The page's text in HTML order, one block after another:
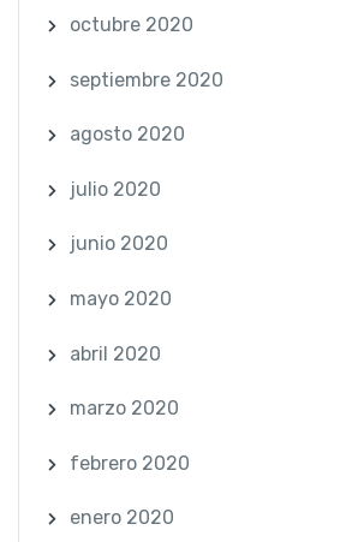
octubre 2020
septiembre 2020
agosto 2020
julio 2020
junio 2020
mayo 2020
abril 2020
marzo 2020
febrero 2020
enero 2020